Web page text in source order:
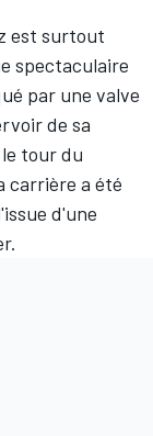
est surtout
spectaculaire
par une valve
de sa
tour du
carrière a été
d'une